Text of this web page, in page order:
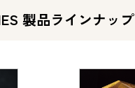
製品ラインナップ